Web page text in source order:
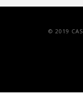
© 2019